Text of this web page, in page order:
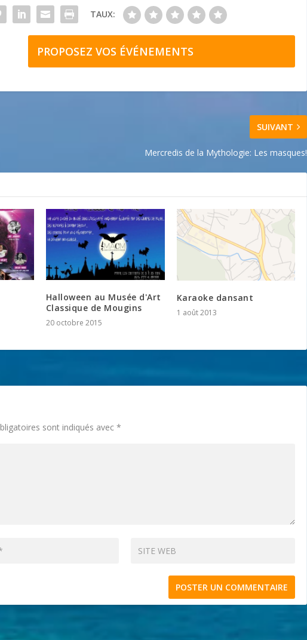
TAUX:
PROPOSEZ VOS ÉVÉNEMENTS
SUIVANT
Mercredis de la Mythologie: Les masques!
Halloween au Musée d'Art
Classique de Mougins
20 octobre 2015
Karaoke dansant
1 août 2013
sont indiqués avec*